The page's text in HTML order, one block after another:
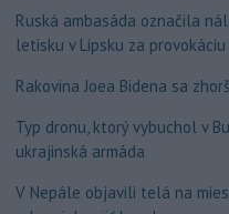
Ruská ambasáda označila
letisku v Lipsku za provokáciu
Rakovina Joea Bidena sa
Typ dronu, ktorý vybuchol v
ukrajinská armáda
V Nepále objavili telá na